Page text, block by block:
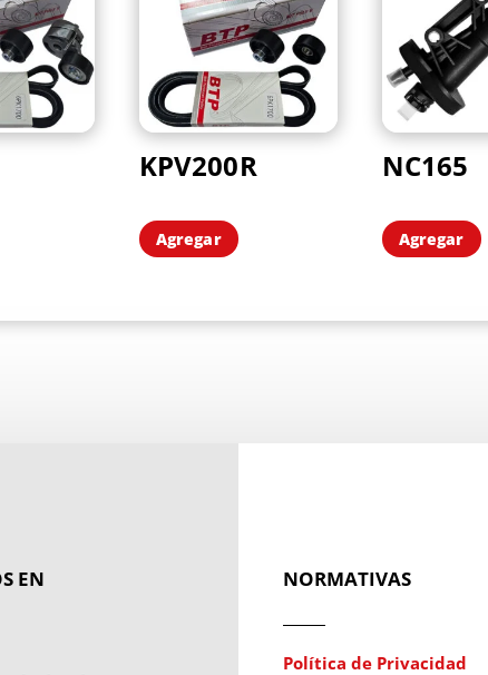
KPV200R
Agregar
NC165
Agregar
EN NORMATIVAS
Política de Privacidad